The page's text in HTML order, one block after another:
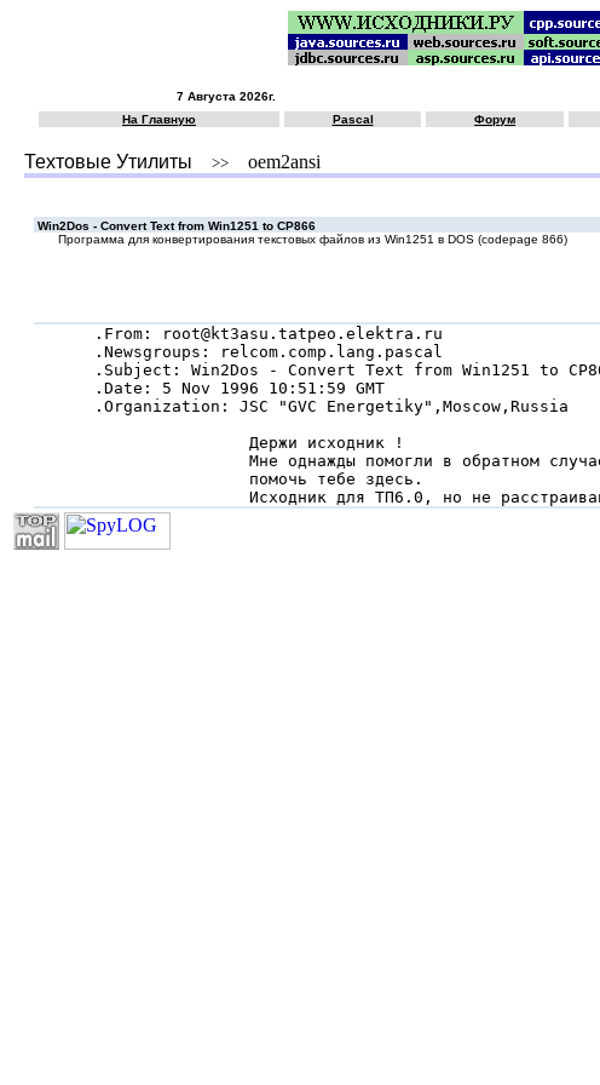
7 Августа 2026г.
На Главную
Pascal Форум
Техтовые Утилиты >> oem2ansi
Win2Dos - Convert Text from Win1251 to CP866
Программа для конвертирования текстовых файлов из Win1251 в DOS (codepage 866)
.From: root@kt3asu.tatpeo.elektra.ru
.Newsgroups: relcom.comp.lang.pascal
.Subject: Win2Dos - Convert Text from Win1251 to
.Date: 5 Nov 1996 10:51:59 GMT
.Organization: JSC "GVC Energetiky",Moscow,Russia
                Держи исходник !
Мне однажды помогли в обратном
                помочь тебе здесь.
Исходник для ТП6.0, но не